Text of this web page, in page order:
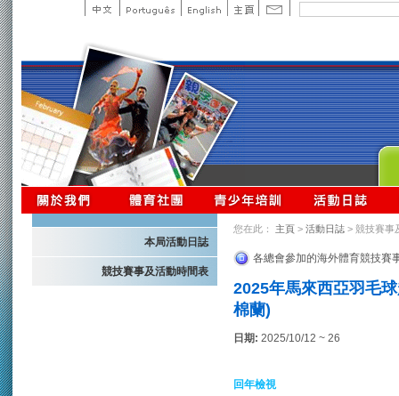
本局活動日誌
競技賽事及活動時間表
您在此： 主頁 > 活動日誌 > 競技賽事
各總會參加的海外體育競技賽
2025年馬來西亞羽毛
棉蘭)
日期: 2025/10/12 ~ 26
回年檢視